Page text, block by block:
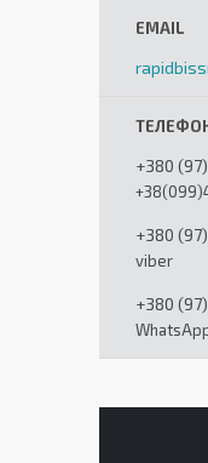
+380
+380
viber
+380